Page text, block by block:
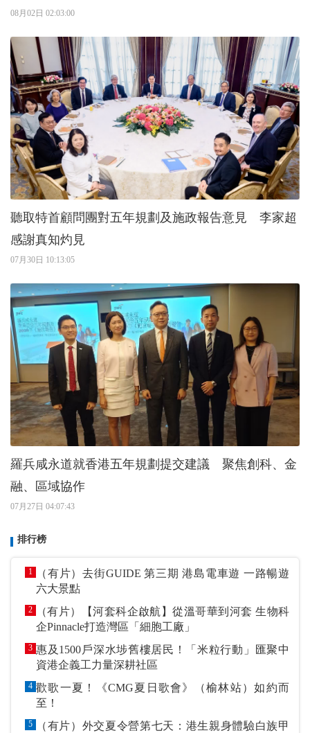
08月02日 02:03:00
聽取特首顧問團對五年規劃及施政報告意見 李家超
感謝真知灼見
07月30日 10:13:05
羅兵咸永道就香港五年規劃提交建議 聚焦創科、金
融、區域協作
07月27日 04:07:43
排行榜
1
（有片）去街GUIDE 第三期 港島電車遊 一路暢遊
六大景點
2
（有片）【河套科企啟航】從溫哥華到河套 生物科
企Pinnacle打造灣區「細胞工廠」
3 惠及1500戶深水埗舊樓居民！「米粒行動」匯聚中
資港企義工力量深耕社區
4 歡歌一夏！《CMG夏日歌會》（榆林站）如約而
至！
5
（有片）外交夏令營第七天：港生親身體驗白族甲